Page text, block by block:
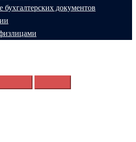
бухгалтерских документов